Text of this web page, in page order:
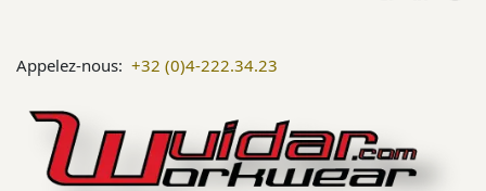
Appelez-nous: +32 (0)4-222.34.23